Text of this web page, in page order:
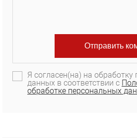
Я согласен(на) на обработку
данных в соответствии с
обработке персональных